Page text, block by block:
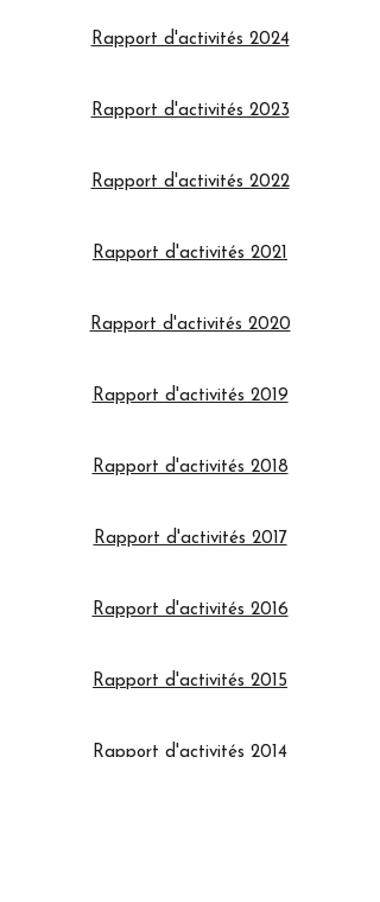
Rapport d'activités 2024
Rapport d'activités 2023
Rapport d'activités 2022
Rapport d'activités 2021
Rapport d'activités 2020
Rapport d'activités 2019
Rapport d'activités 2018
Rapport d'activités 2017
Rapport d'activités 2016
Rapport d'activités 2015
Rapport d'activités 2014